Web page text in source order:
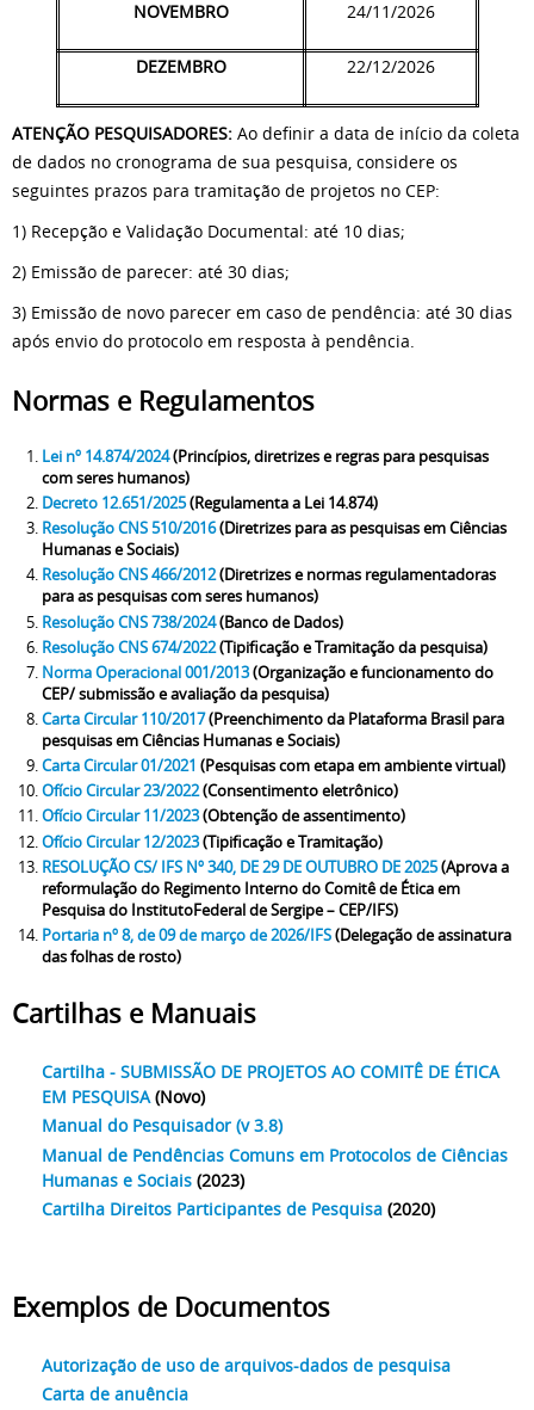
NOVEMBRO 24/11/2026
DEZEMBRO 22/12/2026
ATENÇÃO PESQUISADORES: Ao definir a data de início da coleta
de dados no cronograma de sua pesquisa, considere os
seguintes prazos para tramitação de projetos no CEP:
1) Recepção e Validação Documental: até 10 dias;
2) Emissão de parecer: até 30 dias;
3) Emissão de novo parecer em caso de pendência: até 30 dias
após envio do protocolo em resposta à pendência.
Normas e Regulamentos
Lei nº 14.874/2024(Princípios, diretrizes e regras para pesquisas
com seres humanos)
Decreto 12.651/2025(Regulamenta a Lei 14.874)
Resolução CNS 510/2016(Diretrizes para as pesquisas em Ciências
Humanas e Sociais)
Resolução CNS 466/2012(Diretrizes e normas regulamentadoras
para as pesquisas com seres humanos)
Resolução CNS 738/2024(Banco de Dados)
Resolução CNS 674/2022(Tipificação e Tramitação da pesquisa)
Norma Operacional 001/2013(Organização e funcionamento do
CEP/ submissão e avaliação da pesquisa)
Carta Circular 110/2017(Preenchimento da Plataforma Brasil para
pesquisas em Ciências Humanas e Sociais)
Carta Circular 01/2021 (Pesquisas com etapa em ambiente virtual)
Ofício Circular 23/2022(Consentimento eletrônico)
Ofício Circular 11/2023(Obtenção de assentimento)
Ofício Circular 12/2023(Tipificação e Tramitação)
RESOLUÇÃO CS/ IFS Nº 340, DE 29 DE OUTUBRO DE 2025(Aprova a
reformulação do Regimento Interno do Comitê de Ética em
Pesquisa do InstitutoFederal de Sergipe – CEP/IFS)
Portaria nº 8, de 09 de março de 2026/IFS(Delegação de assinatura
das folhas de rosto)
Cartilhas e Manuais
Cartilha - SUBMISSÃO DE PROJETOS AO COMITÊ DE ÉTICA
EM PESQUISA (Novo)
Manual do Pesquisador (v 3.8)
Manual de Pendências Comuns em Protocolos de Ciências
Humanas e Sociais (2023)
Cartilha Direitos Participantes de Pesquisa (2020)
Exemplos de Documentos
Autorização de uso de arquivos-dados de pesquisa
Carta de anuência